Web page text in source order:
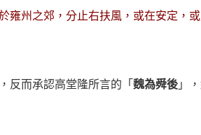
雍州之郊，分止右扶風，或在安定，
反而承認高堂隆所言的「 魏為舜後 」